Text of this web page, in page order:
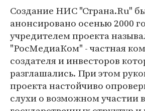
Создание НИС "Страна.Ru"
анонсировано осенью 2000
учредителем проекта
"РосМедиаКом" - частная
создателя и инвесторов
разглашались. При этом
проекта настойчиво
слухи о возможном участии